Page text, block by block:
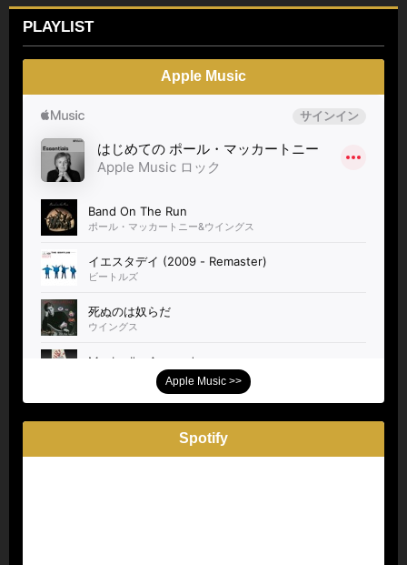
PLAYLIST
Apple Music
Apple Music >>
Spotify